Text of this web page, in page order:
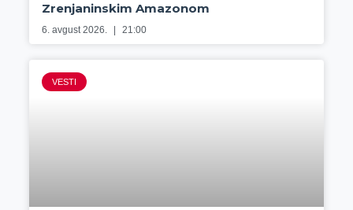
Zrenjaninskim Amazonom
6. avgust 2026. 21:00
VESTI